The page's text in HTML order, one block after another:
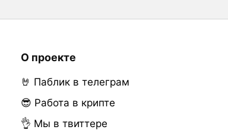
О проекте
🤘 Паблик в телеграм
😎 Работа в крипте
👌 Мы в твиттере